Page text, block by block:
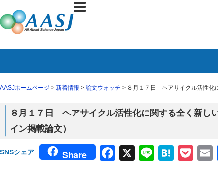
AASJホームページ > 新着情報 > 論文ウォッチ > ８月１７日 ヘアサイクル活性化
８月１７日 ヘアサイクル活性化に関する全く新し
イン掲載論文）
SNSシェア Share Facebook
X Line